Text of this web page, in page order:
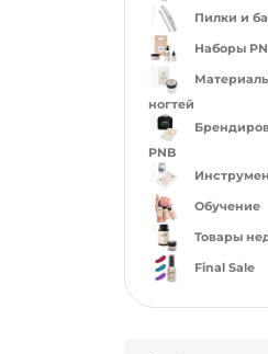
Пилки и
Наборы
ногтей
PNB
Обучение
Товары
Final Sale